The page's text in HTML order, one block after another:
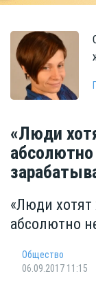
«Люди
«Люди хотят
абсолютно
Общество
06.09.2017 11:15